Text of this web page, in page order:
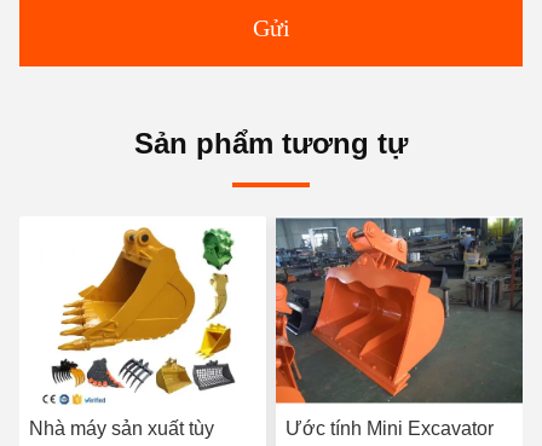
Gửi
Sản phẩm tương tự
Ước tính Mini Excavator
Mini Excavator Hydraulic